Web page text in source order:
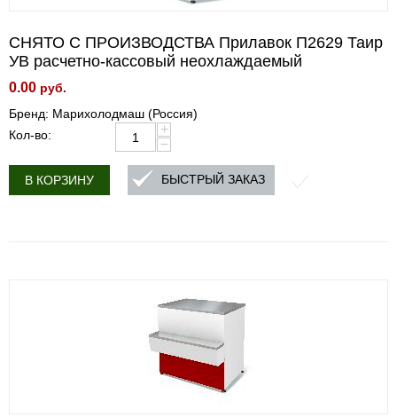
СНЯТО С ПРОИЗВОДСТВА Прилавок П2629 Таир
УВ расчетно-кассовый неохлаждаемый
0.00 руб.
Бренд: Марихолодмаш (Россия)
Кол-во:
+
−
В КОРЗИНУ БЫСТРЫЙ ЗАКАЗ